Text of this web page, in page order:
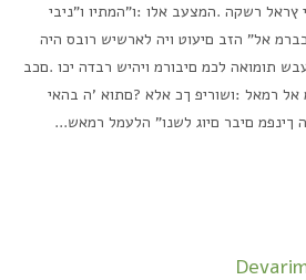
רשקה .המצעב אלו :ו"המתיו ו"ניבי
אל" הזב םיעוט ויה לארשיש רובס היה
תומואה לכמ םיבורמ ויהיש רבדה יכו .םכב
רמאל :ושוריפ ךכ אלא ?םתוא 'ה בהאי
ךינפמ םיבר םיוג לשנו" הלעמל רמאש...